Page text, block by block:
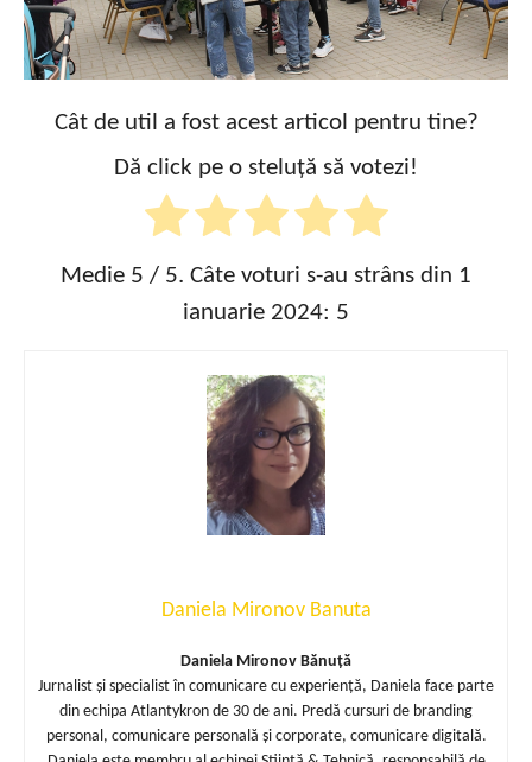
Cât de util a fost acest articol pentru tine?
Dă click pe o steluță să votezi!
Medie 5 / 5. Câte voturi s-au strâns din 1
ianuarie 2024: 5
Daniela Mironov Banuta
Daniela Mironov Bănuță
Jurnalist și specialist în comunicare cu experiență, Daniela face parte
din echipa Atlantykron de 30 de ani. Predă cursuri de branding
personal, comunicare personală și corporate, comunicare digitală.